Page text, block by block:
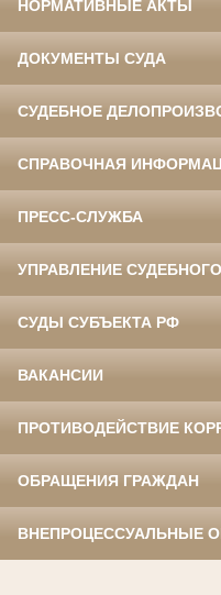
НОРМАТИВНЫЕ АКТЫ
ДОКУМЕНТЫ СУДА
СУДЕБНОЕ
СПРАВОЧНАЯ
ПРЕСС-СЛУЖБА
УПРАВЛЕНИЕ
СУДЫ СУБЪЕКТА РФ
ВАКАНСИИ
ПРОТИВОДЕЙСТВИЕ
ОБРАЩЕНИЯ ГРАЖДАН
ВНЕПРОЦЕССУАЛЬНЫЕ